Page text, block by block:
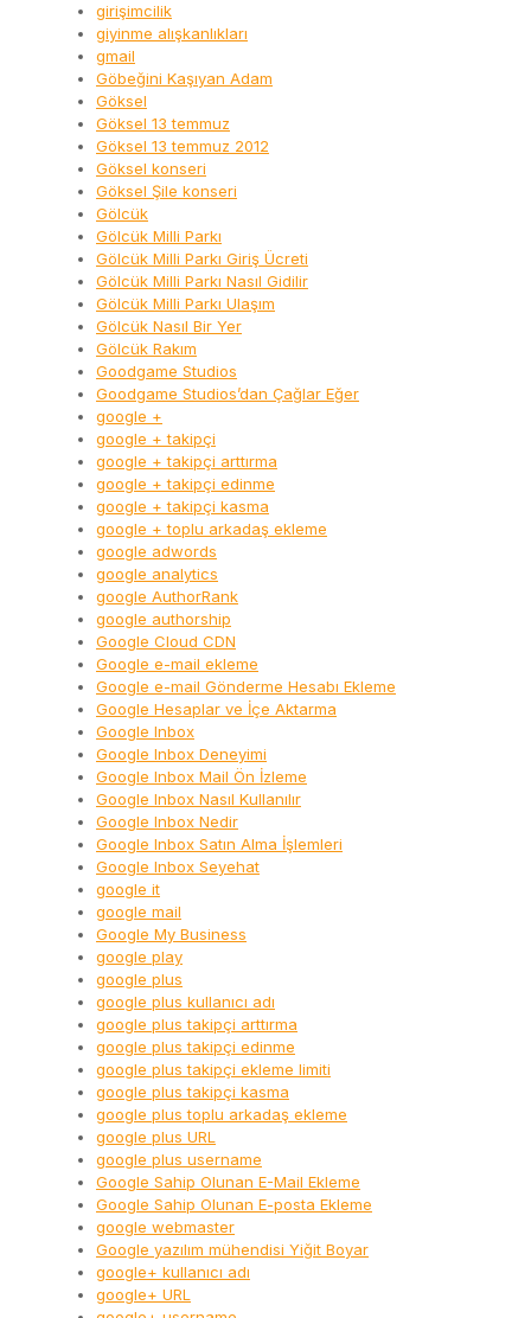
girişimcilik
giyinme alışkanlıkları
gmail
Göbeğini Kaşıyan Adam
Göksel
Göksel 13 temmuz
Göksel 13 temmuz 2012
Göksel konseri
Göksel Şile konseri
Gölcük
Gölcük Milli Parkı
Gölcük Milli Parkı Giriş Ücreti
Gölcük Milli Parkı Nasıl Gidilir
Gölcük Milli Parkı Ulaşım
Gölcük Nasıl Bir Yer
Gölcük Rakım
Goodgame Studios
Goodgame Studios’dan Çağlar Eğer
google +
google + takipçi
google + takipçi arttırma
google + takipçi edinme
google + takipçi kasma
google + toplu arkadaş ekleme
google adwords
google analytics
google AuthorRank
google authorship
Google Cloud CDN
Google e-mail ekleme
Google e-mail Gönderme Hesabı Ekleme
Google Hesaplar ve İçe Aktarma
Google Inbox
Google Inbox Deneyimi
Google Inbox Mail Ön İzleme
Google Inbox Nasıl Kullanılır
Google Inbox Nedir
Google Inbox Satın Alma İşlemleri
Google Inbox Seyehat
google it
google mail
Google My Business
google play
google plus
google plus kullanıcı adı
google plus takipçi arttırma
google plus takipçi edinme
google plus takipçi ekleme limiti
google plus takipçi kasma
google plus toplu arkadaş ekleme
google plus URL
google plus username
Google Sahip Olunan E-Mail Ekleme
Google Sahip Olunan E-posta Ekleme
google webmaster
Google yazılım mühendisi Yiğit Boyar
google+ kullanıcı adı
google+ URL